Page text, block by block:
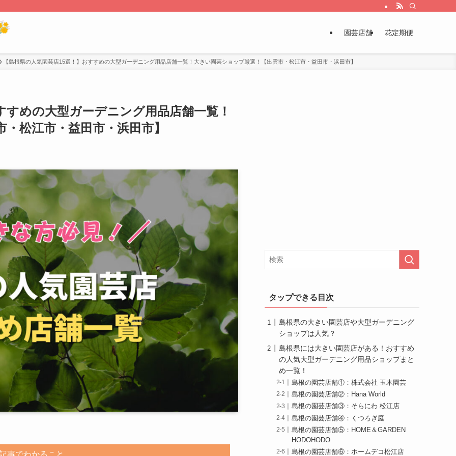
園芸店舗 花定期便
【島根県の人気園芸店15選！】おすすめの大型ガーデニング用品店舗一覧！大きい園芸ショップ厳選！【出雲市・松江市・益田市・浜田市】
めの大型ガーデニング用品店舗一覧！
松江市・益田市・浜田市】
事でわかること
タップできる目次
島根県の大きい園芸店や大型ガーデニング
ショップは人気？
島根県には大きい園芸店がある！おすすめ
の人気大型ガーデニング用品ショップまと
め一覧！
島根の園芸店舗①：株式会社 玉木園芸
島根の園芸店舗②：Hana World
島根の園芸店舗③：そらにわ 松江店
島根の園芸店舗④：くつろぎ庭
島根の園芸店舗⑤：HOME＆GARDEN
HODOHODO
島根の園芸店舗⑥：ホームデコ松江店